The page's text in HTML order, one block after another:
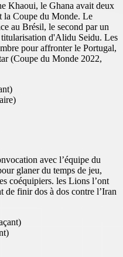
Khaoui, le Ghana avait deux
la Coupe du Monde. Le
au Brésil, le second par un
titularisation d'Alidu Seidu. Les
pour affronter le Portugal,
(Coupe du Monde 2022,
avec l’équipe du
glaner du temps de jeu,
coéquipiers. les Lions l’ont
finir dos à dos contre l’Iran